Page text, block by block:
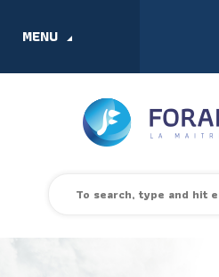
MENU